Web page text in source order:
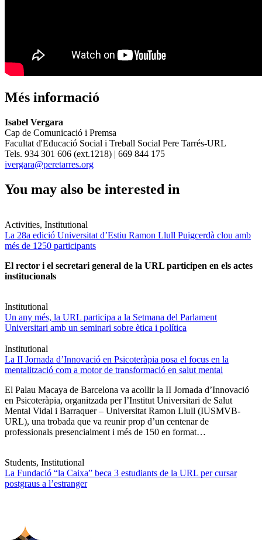
Més informació
Isabel Vergara
Cap de Comunicació i Premsa
Facultat d'Educació Social i Treball Social Pere Tarrés-URL
Tels. 934 301 606 (ext.1218) | 669 844 175
ivergara@peretarres.org
You may also be interested in
Activities, Institutional
La 28a edició Universitat d’Estiu Ramon Llull Puigcerdà clou amb
més de 1250 participants
El rector i el secretari general de la URL participen en els actes
institucionals
Institutional
Un any més, la URL participa a la Setmana del Parlament
Universitari amb un seminari sobre ètica i política
Institutional
La II Jornada d’Innovació en Psicoteràpia posa el focus en la
mentalització com a motor de transformació en salut mental
El Palau Macaya de Barcelona va acollir la II Jornada d’Innovació
en Psicoteràpia, organitzada per l’Institut Universitari de Salut
Mental Vidal i Barraquer – Universitat Ramon Llull (IUSMVB-
URL), una trobada que va reunir prop d’un centenar de
professionals presencialment i més de 150 en format…
Students, Institutional
La Fundació “la Caixa” beca 3 estudiants de la URL per cursar
postgraus a l’estranger